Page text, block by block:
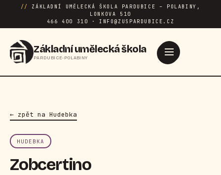
//
ZÁKLADNÍ UMĚLECKÁ ŠKOLA PARDUBICE – POLABINY,
LONKOVA 510
466 400 310 · INFO@ZUSPARDUBICE.CZ
Základní umělecká škola
PARDUBICE-POLABINY
← zpět na Hudebka
HUDEBKA
Zobcertino